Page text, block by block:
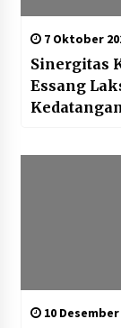
7 Oktober
Sinergitas
Essang
10 Desember